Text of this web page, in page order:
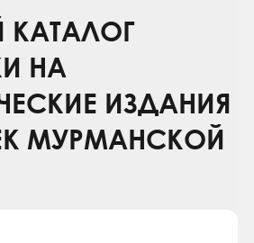
НА
ИЗДАНИЯ
МУРМАНСКОЙ